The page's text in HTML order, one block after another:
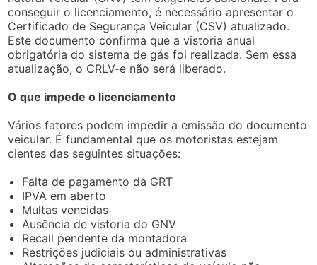
conseguir o licenciamento, é necessário apresentar o
Certificado de Segurança Veicular (CSV) atualizado.
Este documento confirma que a vistoria anual
obrigatória do sistema de gás foi realizada. Sem essa
atualização, o CRLV-e não será liberado.
O que impede o licenciamento
Vários fatores podem impedir a emissão do documento
veicular. É fundamental que os motoristas estejam
cientes das seguintes situações:
Falta de pagamento da GRT
IPVA em aberto
Multas vencidas
Ausência de vistoria do GNV
Recall pendente da montadora
Restrições judiciais ou administrativas